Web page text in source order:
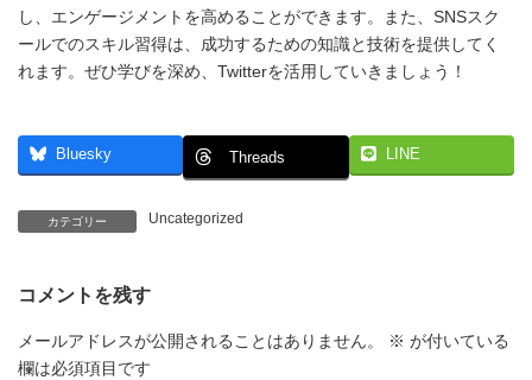
し、エンゲージメントを高めることができます。また、SNSスク
ールでのスキル習得は、成功するための知識と技術を提供してく
れます。ぜひ学びを深め、Twitterを活用していきましょう！
Bluesky Threads LINE
カテゴリー Uncategorized
コメントを残す
メールアドレスが公開されることはありません。 ※ が付いている
欄は必須項目です